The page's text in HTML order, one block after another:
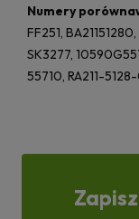
Numery
FF251, BA21151280,
SK3277,
55710, RA211-